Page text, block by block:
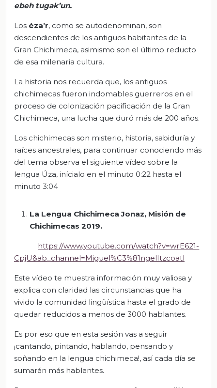
ebeh tugak’un.
Los éza’r, como se autodenominan, son
descendientes de los antiguos habitantes de la
Gran Chichimeca, asimismo son el último reducto
de esa milenaria cultura.
La historia nos recuerda que, los antiguos
chichimecas fueron indomables guerreros en el
proceso de colonización pacificación de la Gran
Chichimeca, una lucha que duró más de 200 años.
Los chichimecas son misterio, historia, sabiduría y
raíces ancestrales, para continuar conociendo más
del tema observa el siguiente vídeo sobre la
lengua Úza, inícialo en el minuto 0:22 hasta el
minuto 3:04
La Lengua ChichimecaJonaz, Misión de
Chichimecas 2019.
https://www.youtube.com/watch?v=wrE621-
CpjU&ab_channel=Miguel%C3%81ngelItzcoatl
Este vídeo te muestra información muy valiosa y
explica con claridad las circunstancias que ha
vivido la comunidad lingüística hasta el grado de
quedar reducidos a menos de 3000 hablantes.
Es por eso que en esta sesión vas a seguir
¡cantando, pintando, hablando, pensando y
soñando en la lengua chichimeca!, así cada día se
sumarán más hablantes.